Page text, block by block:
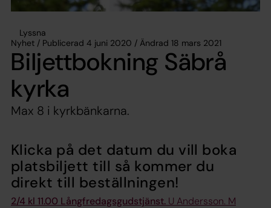
Lyssna
Nyhet / Publicerad 4 juni 2020 / Ändrad 18 mars 2021
Biljettbokning Säbrå
kyrka
Max 8 i kyrkbänkarna.
Klicka på det datum du vill boka
platsbiljett till så kommer du
direkt till beställningen!
2/4 kl 11.00 Långfredagsgudstjänst. U Andersson. M